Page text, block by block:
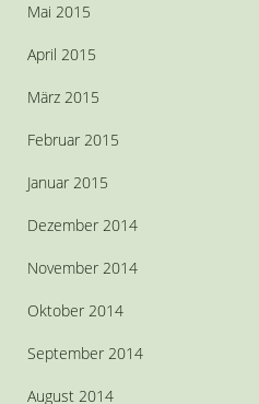
Mai 2015
April 2015
März 2015
Februar 2015
Januar 2015
Dezember 2014
November 2014
Oktober 2014
September 2014
August 2014